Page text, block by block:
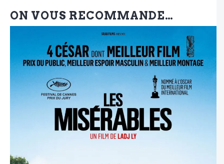
ON VOUS RECOMMANDE…